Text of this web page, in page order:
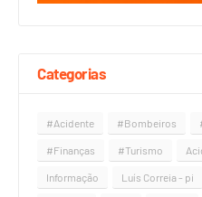
Categorias
#Acidente #Bombeiros
#Finanças #Turismo
Informação Luís Correia - pi